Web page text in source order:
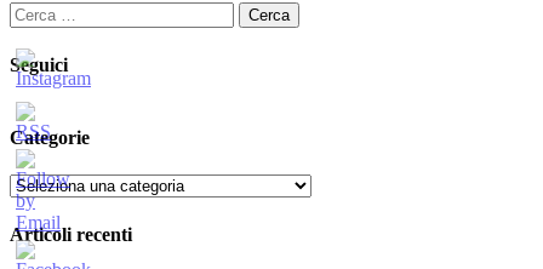
Ricerca
per:
Seguici
Categorie
Categorie
Articoli recenti